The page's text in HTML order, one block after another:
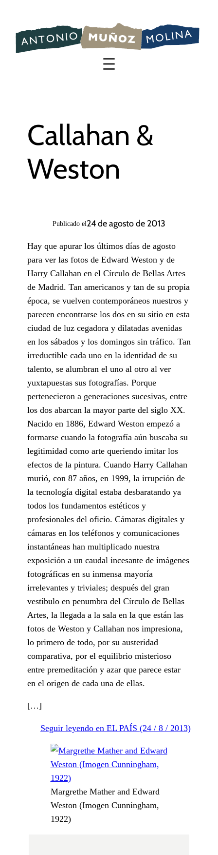
contenido
Callahan &
Weston
Publicado el24 de agosto de 2013
Hay que apurar los últimos días de agosto
para ver las fotos de Edward Weston y de
Harry Callahan en el Círculo de Bellas Artes
de Madrid. Tan americanos y tan de su propia
época, se vuelven contemporáneos nuestros y
parecen encontrarse los dos en su sitio en esta
ciudad de luz cegadora y dilatadas avenidas
en los sábados y los domingos sin tráfico. Tan
irreductible cada uno en la identidad de su
talento, se alumbran el uno al otro al ver
yuxtapuestas sus fotografías. Porque
pertenecieron a generaciones sucesivas, entre
los dos abarcan la mayor parte del siglo XX.
Nacido en 1886, Edward Weston empezó a
formarse cuando la fotografía aún buscaba su
legitimidad como arte queriendo imitar los
efectos de la pintura. Cuando Harry Callahan
murió, con 87 años, en 1999, la irrupción de
la tecnología digital estaba desbaratando ya
todos los fundamentos estéticos y
profesionales del oficio. Cámaras digitales y
cámaras en los teléfonos y comunicaciones
instantáneas han multiplicado nuestra
exposición a un caudal incesante de imágenes
fotográficas en su inmensa mayoría
irrelevantes y triviales; después del gran
vestíbulo en penumbra del Círculo de Bellas
Artes, la llegada a la sala en la que están las
fotos de Weston y Callahan nos impresiona,
lo primero de todo, por su austeridad
comparativa, por el equilibrio misterioso
entre premeditación y azar que parece estar
en el origen de cada una de ellas.
[…]
Seguir leyendo en EL PAÍS (24 / 8 / 2013)
Margrethe Mather and Edward
Weston (Imogen Cunningham,
1922)